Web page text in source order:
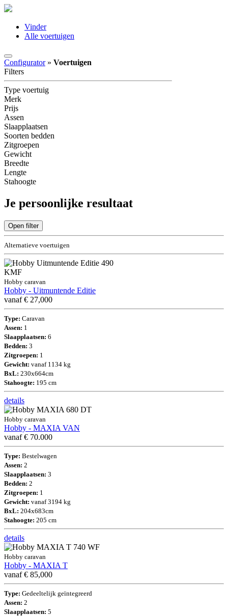
Vinder
Alle voertuigen
Configurator» Voertuigen
Filters
Type voertuig
Merk
Prijs
Assen
Slaapplaatsen
Soorten bedden
Zitgroepen
Gewicht
Breedte
Lengte
Stahoogte
Je persoonlijke resultaat
Open filter
Alternatieve voertuigen
Hobby caravan
Hobby - Uitmuntende Editie
vanaf € 27,000
Type: Caravan
Assen: 1
Slaapplaatsen: 6
Bedden: 3
Zitgroepen: 1
Gewicht: vanaf 1134 kg
BxL: 230x664cm
Stahoogte: 195 cm
details
Hobby caravan
Hobby - MAXIA VAN
vanaf € 70.000
Type: Bestelwagen
Assen: 2
Slaapplaatsen: 3
Bedden: 2
Zitgroepen: 1
Gewicht: vanaf 3194 kg
BxL: 204x683cm
Stahoogte: 205 cm
details
Hobby caravan
Hobby - MAXIA T
vanaf € 85,000
Type: Gedeeltelijk geïntegreerd
Assen: 2
Slaapplaatsen: 5